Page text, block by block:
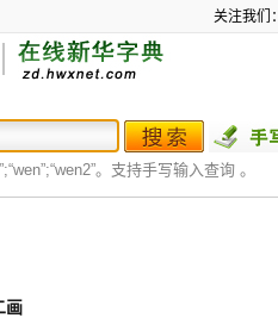
关注我们：
wen”;“wen2”。支持手写输入查询 。
画